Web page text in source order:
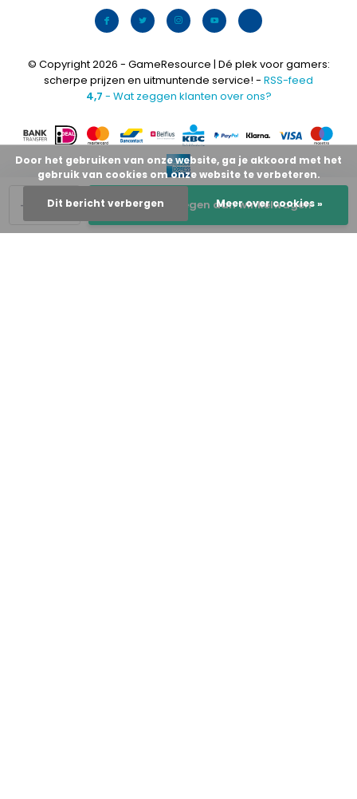
+
- Toevoegen aan winkelwagen
© Copyright 2026 - GameResource | Dé plek voor gamers:
scherpe prijzen en uitmuntende service! - RSS-feed
4,7 - Wat zeggen klanten over ons?
Door het gebruiken van onze website, ga je akkoord met het
gebruik van cookies om onze website te verbeteren.
Dit bericht verbergen Meer over cookies »